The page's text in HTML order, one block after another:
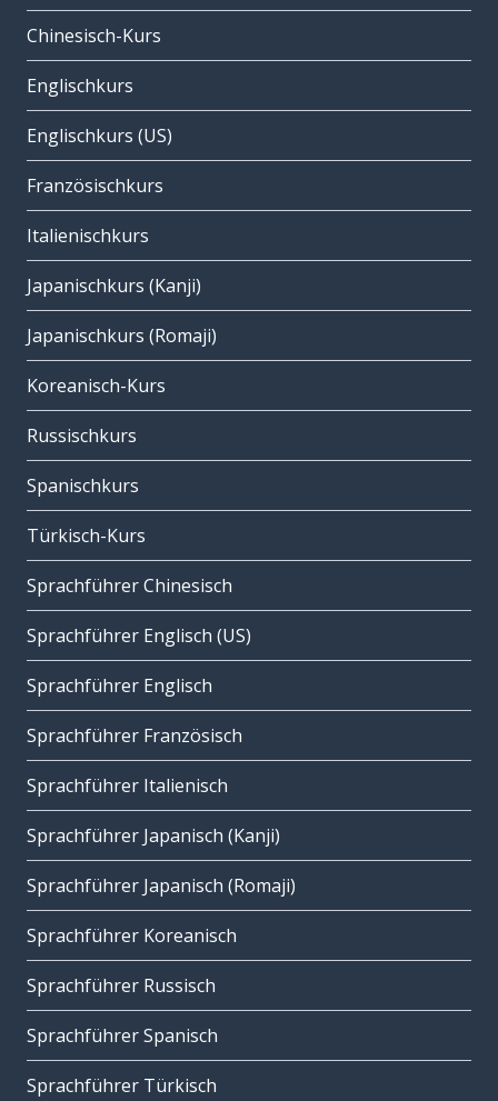
Chinesisch-Kurs
Englischkurs
Englischkurs (US)
Französischkurs
Italienischkurs
Japanischkurs (Kanji)
Japanischkurs (Romaji)
Koreanisch-Kurs
Russischkurs
Spanischkurs
Türkisch-Kurs
Sprachführer Chinesisch
Sprachführer Englisch (US)
Sprachführer Englisch
Sprachführer Französisch
Sprachführer Italienisch
Sprachführer Japanisch (Kanji)
Sprachführer Japanisch (Romaji)
Sprachführer Koreanisch
Sprachführer Russisch
Sprachführer Spanisch
Sprachführer Türkisch